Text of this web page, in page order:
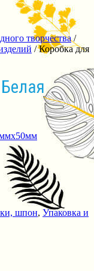
творчества/
/ Коробка для
шпон, Упаковка и